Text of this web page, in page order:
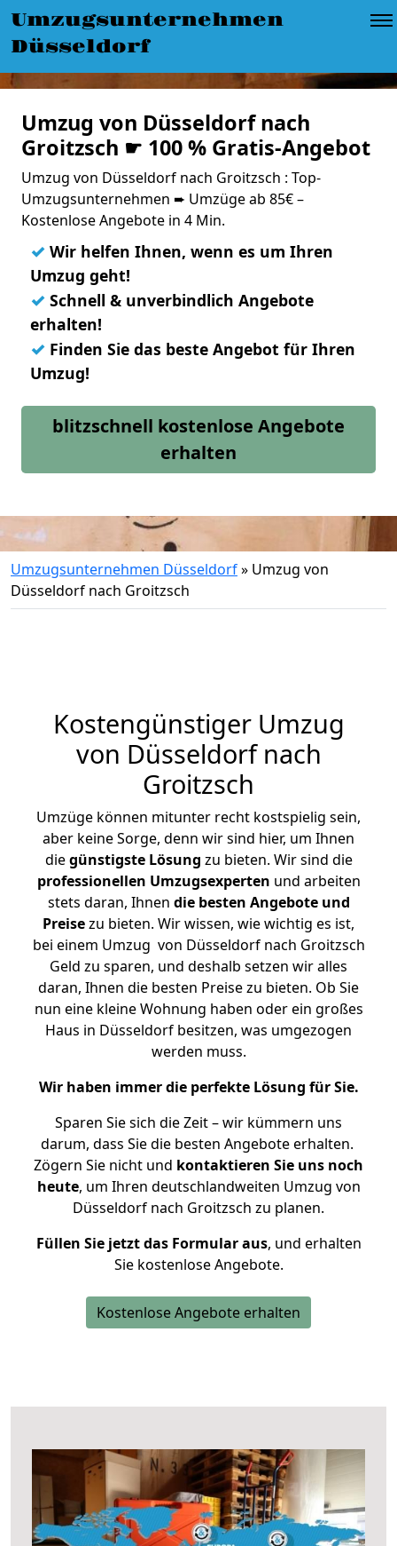
Umzugsunternehmen
Düsseldorf
Umzug von Düsseldorf nach
Groitzsch ☛ 100 % Gratis-Angebot
Umzug von Düsseldorf nach Groitzsch : Top-
Umzugsunternehmen ➨ Umzüge ab 85€ –
Kostenlose Angebote in 4 Min.
✓ Wir helfen Ihnen, wenn es um Ihren
Umzug geht!
✓ Schnell & unverbindlich Angebote
erhalten!
✓ Finden Sie das beste Angebot für Ihren
Umzug!
blitzschnell kostenlose Angebote
erhalten
Umzugsunternehmen Düsseldorf» Umzug von
Düsseldorf nach Groitzsch
Kostengünstiger Umzug
von Düsseldorf nach
Groitzsch
Umzüge können mitunter recht kostspielig sein,
aber keine Sorge, denn wir sind hier, um Ihnen
diegünstigste Lösung zu bieten. Wir sind die
professionellen Umzugsexperten und arbeiten
stets daran, Ihnen die besten Angebote und
Preisezu bieten. Wir wissen, wie wichtig es ist,
bei einem Umzug von Düsseldorf nach Groitzsch
Geld zu sparen, und deshalb setzen wir alles
daran, Ihnen die besten Preise zu bieten. Ob Sie
nun eine kleine Wohnung haben oder ein großes
Haus in Düsseldorf besitzen, was umgezogen
werden muss.
Wir haben immer die perfekte Lösung für Sie.
Sparen Sie sich die Zeit – wir kümmern uns
darum, dass Sie die besten Angebote erhalten.
Zögern Sie nicht und kontaktieren Sie uns noch
heute, um Ihren deutschlandweiten Umzug von
Düsseldorf nach Groitzsch zu planen.
Füllen Sie jetzt das Formular aus, und erhalten
Sie kostenlose Angebote.
Kostenlose Angebote erhalten